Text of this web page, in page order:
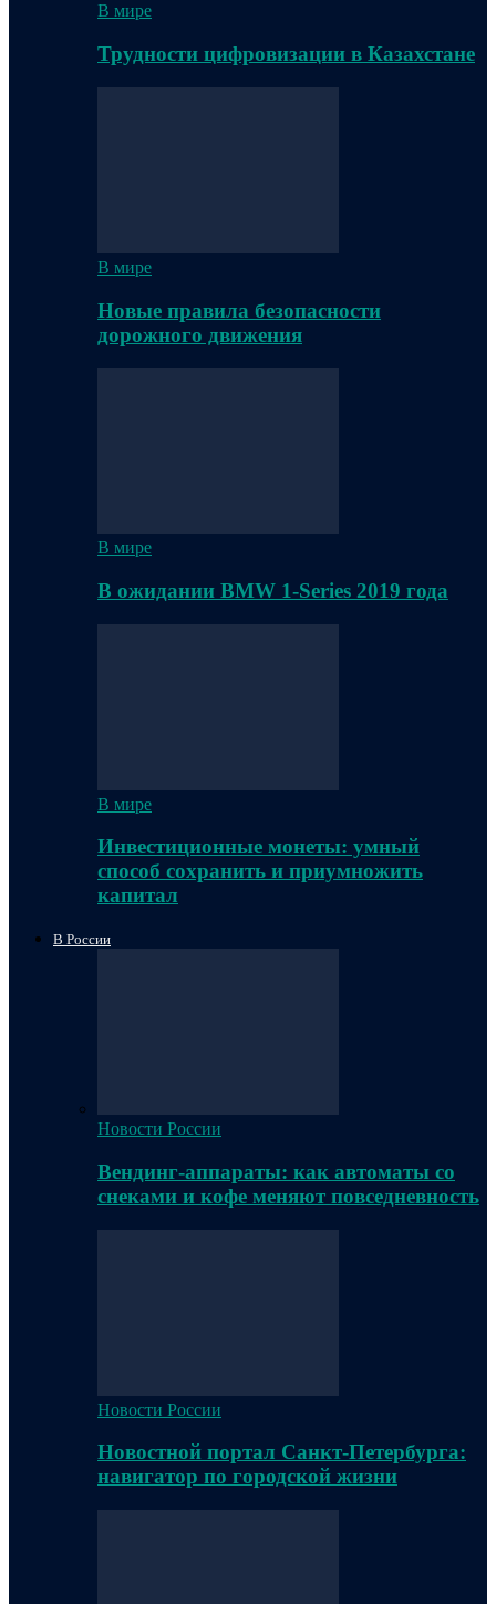
В мире
Трудности цифровизации в Казахстане
В мире
Новые правила безопасности
дорожного движения
В мире
В ожидании BMW 1-Series 2019 года
В мире
Инвестиционные монеты: умный
способ сохранить и приумножить
капитал
В России
Новости России
Вендинг-аппараты: как автоматы со
снеками и кофе меняют повседневность
Новости России
Новостной портал Санкт-Петербурга:
навигатор по городской жизни